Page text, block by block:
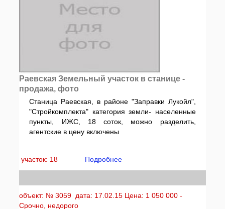
Раевская Земельный участок в станице -
продажа, фото
Станица Раевская, в районе "Заправки Лукойл",
"Стройкомплекта" категория земли- населенные
пункты, ИЖС, 18 соток, можно разделить,
агентские в цену включены
участок: 18 Подробнее
объект: № 3059 дата: 17.02.15 Цена: 1 050 000 -
Срочно, недорого